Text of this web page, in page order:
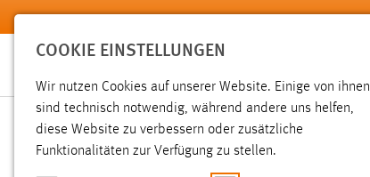
Zum Hauptinhalt springen
SUCHE
COOKIE EINSTELLUNGEN
Wir nutzen Cookies auf unserer Website. Einige von ihnen
sind technisch notwendig, während andere uns helfen,
diese Website zu verbessern oder zusätzliche
Funktionalitäten zur Verfügung zu stellen.